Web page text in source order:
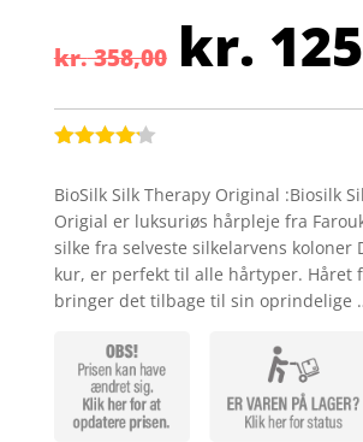
kr.358,00 Den
pris
var:
kr.
ud af 5
baseret
på
kundebedø
mmelser
BioSilk Silk Therapy Original :Biosilk
Origial er luksuriøs hårpleje fra
silke fra selveste silkelarvens koloner
kur, er perfekt til alle hårtyper. Håret
bringer det tilbage til sin oprindelige